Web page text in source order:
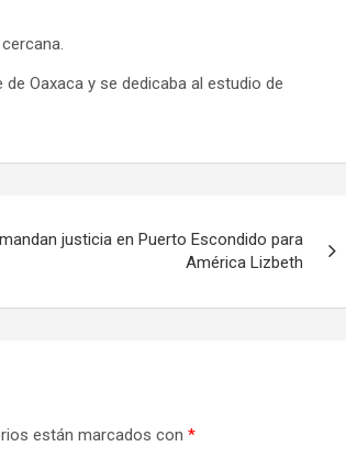
Oaxaca y se dedicaba al estudio de
justicia en Puerto Escondido para
América Lizbeth
están marcados con *